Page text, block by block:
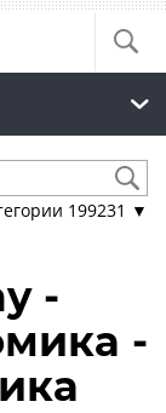
199231 ▼
-
-